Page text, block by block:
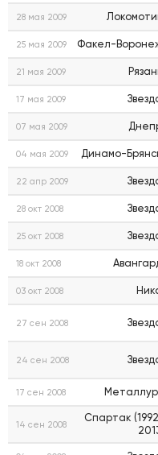
28 мая 2009
25 мая 2009 Факел-
21 мая 2009
17 мая 2009
07 мая 2009
04 мая 2009 Динамо-
22 апр 2009
28 окт 2008
25 окт 2008
18 окт 2008
03 окт 2008
27 сен 2008
24 сен 2008
17 сен 2008
14 сен 2008
Спартак